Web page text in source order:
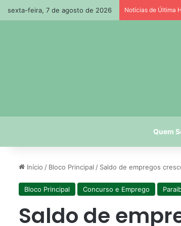
sexta-feira, 7 de agosto de 2026 Notícias de Última
Quem
Início / Bloco Principal / Saldo de empregos
Bloco Principal Concurso e Emprego
Saldo de